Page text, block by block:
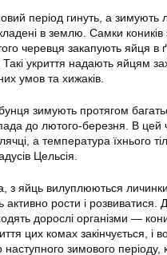
період гинуть, а зимують
в землю. Самки коників
черевця закапують яйця в
укриття надають яйцям
умов та хижаків.
зимують протягом
до лютого-березня. В цей
а температура їхнього
Цельсія.
з яйць вилуплюються
активно рости і розвиватися.
дорослі організми —
цих комах закінчується, і
наступного зимового періоду,